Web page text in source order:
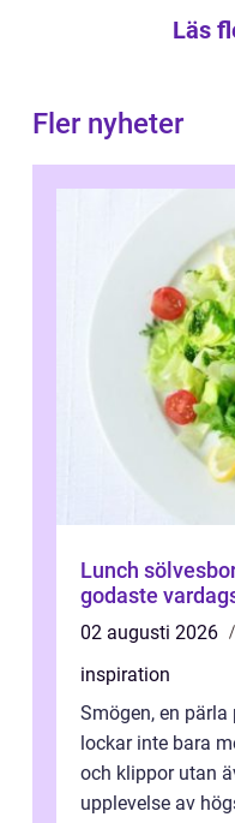
Läs
Fler nyheter
Lunch sölvesborg var hittar man
godaste
02 augusti 2026
inspiration
Smögen, en
lockar inte bara
och klippor utan
upplevelse av